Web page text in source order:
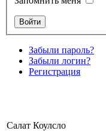
Забыли пароль?
Забыли логин?
Регистрация
Салат Коулсло